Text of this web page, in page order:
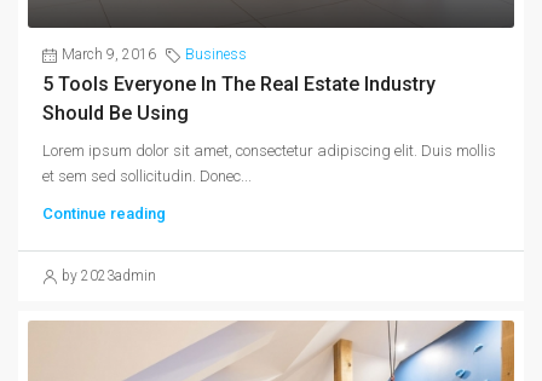
March 9, 2016 Business
5 Tools Everyone In The Real Estate Industry
Should Be Using
Lorem ipsum dolor sit amet, consectetur adipiscing elit. Duis mollis
et sem sed sollicitudin. Donec...
Continue reading
by 2023admin